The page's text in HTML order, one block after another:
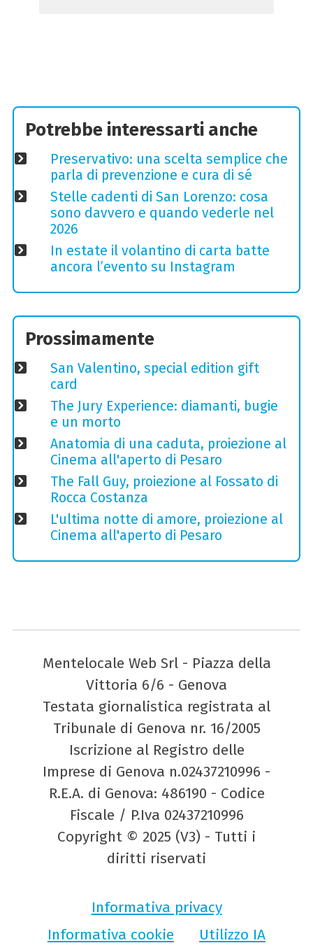
Potrebbe interessarti anche
Preservativo: una scelta semplice che
parla di prevenzione e cura di sé
Stelle cadenti di San Lorenzo: cosa
sono davvero e quando vederle nel
2026
In estate il volantino di carta batte
ancora l’evento su Instagram
Prossimamente
San Valentino, special edition gift
card
The Jury Experience: diamanti, bugie
e un morto
Anatomia di una caduta, proiezione al
Cinema all'aperto di Pesaro
The Fall Guy, proiezione al Fossato di
Rocca Costanza
L'ultima notte di amore, proiezione al
Cinema all'aperto di Pesaro
Mentelocale Web Srl - Piazza della
Vittoria 6/6 - Genova
Testata giornalistica registrata al
Tribunale di Genova nr. 16/2005
Iscrizione al Registro delle
Imprese di Genova n.02437210996 -
R.E.A. di Genova: 486190 - Codice
Fiscale / P.Iva 02437210996
Copyright © 2025 (V3) - Tutti i
diritti riservati
Informativa privacy
Informativa cookie
Utilizzo IA